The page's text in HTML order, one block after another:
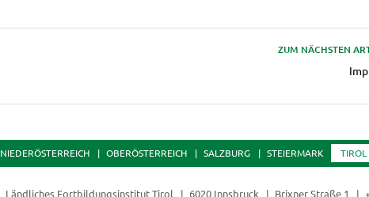
ZUM NÄCHSTEN
NIEDERÖSTERREICH OBERÖSTERREICH SALZBURG STEIERMARK TIROL
Ländliches Fortbildungsinstitut Tirol 6020 Innsbruck Brixner Straße 1